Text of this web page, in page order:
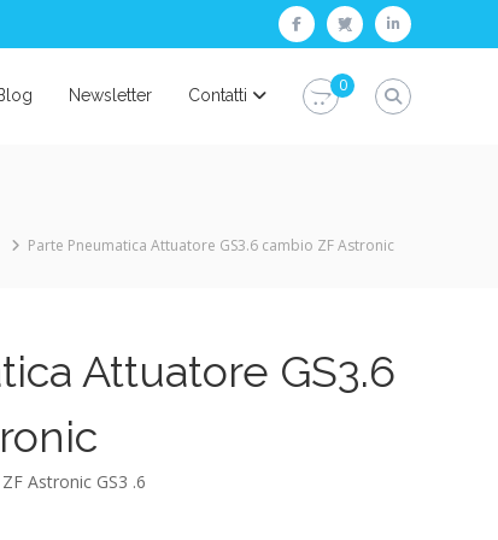
facebooktwitterlinkedin
Newsletter Contatti
0
Parte Pneumatica Attuatore GS3.6 cambio ZF Astronic
Attuatore GS3.6
Astronic GS3 .6